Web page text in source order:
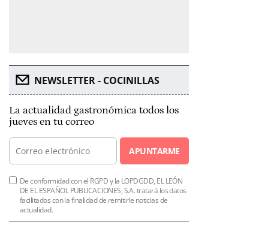
NEWSLETTER - COCINILLAS
La actualidad gastronómica todos los
jueves en tu correo
APUNTARME
De conformidad con el RGPD y la LOPDGDD, EL LEÓN
DE EL ESPAÑOL PUBLICACIONES, S.A. tratará los datos
facilitados con la finalidad de remitirle noticias de
actualidad.